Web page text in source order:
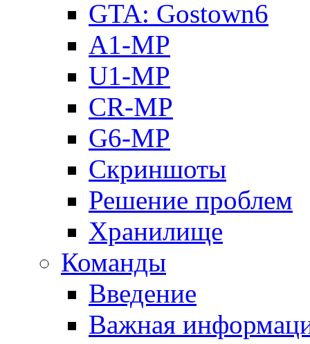
GTA: Gostown6
A1-MP
U1-MP
CR-MP
G6-MP
Скриншоты
Решение проблем
Хранилище
Команды
Введение
Важная